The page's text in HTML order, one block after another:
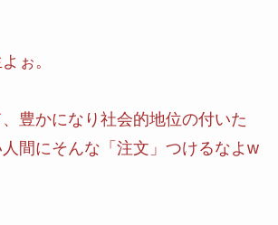
ぉ。
豊かになり社会的地位の付いた
間にそんな「注文」つけるなよw